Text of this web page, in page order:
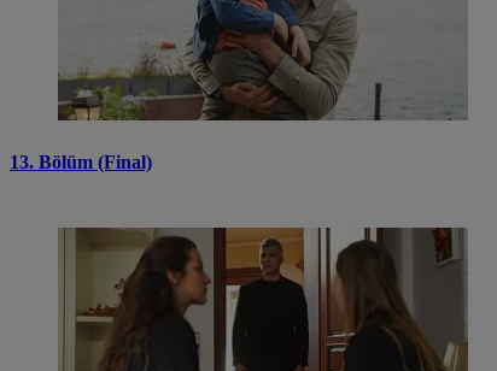
13. Bölüm (Final)